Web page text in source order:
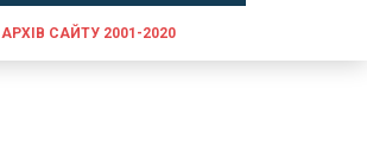
АРХІВ САЙТУ 2001-2020